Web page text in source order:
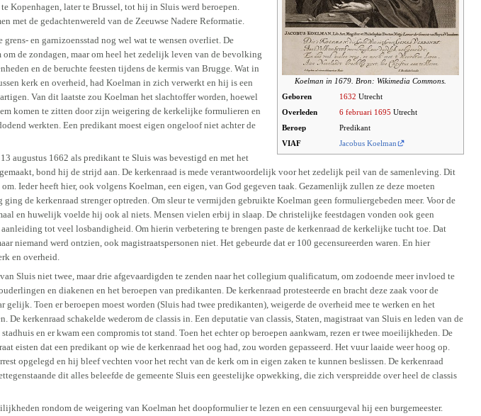
Koelman in 1679. Bron: Wikimedia Commons.
Geboren
1632 Utrecht
Overleden
6 februari 1695 Utrecht
Beroep
Predikant
VIAF
Jacobus Koelman
Kopenhagen, later te Brussel, tot hij in Sluis werd beroepen.
met de gedachtenwereld van de Zeeuwse Nadere Reformatie.
en garnizoensstad nog wel wat te wensen overliet. De
de zondagen, maar om heel het zedelijk leven van de bevolking
en de beruchte feesten tijdens de kermis van Brugge. Wat in
kerk en overheid, had Koelman in zich verwerkt en hij is een
Van dit laatste zou Koelman het slachtoffer worden, hoewel
komen te zitten door zijn weigering de kerkelijke formulieren en
werkten. Een predikant moest eigen ongeloof niet achter de
augustus 1662 als predikant te Sluis was bevestigd en met het
bond hij de strijd aan. De kerkenraad is mede verantwoordelijk voor het zedelijk peil van de samenleving. Dit
Ieder heeft hier, ook volgens Koelman, een eigen, van God gegeven taak. Gezamenlijk zullen ze deze moeten
de kerkenraad strenger optreden. Om sleur te vermijden gebruikte Koelman geen formuliergebeden meer. Voor de
en huwelijk voelde hij ook al niets. Mensen vielen erbij in slaap. De christelijke feestdagen vonden ook geen
tot veel losbandigheid. Om hierin verbetering te brengen paste de kerkenraad de kerkelijke tucht toe. Dat
niemand werd ontzien, ook magistraatspersonen niet. Het gebeurde dat er 100 gecensureerden waren. En hier
en overheid.
Sluis niet twee, maar drie afgevaardigden te zenden naar het collegium qualificatum, om zodoende meer invloed te
en diakenen en het beroepen van predikanten. De kerkenraad protesteerde en bracht deze zaak voor de
gelijk. Toen er beroepen moest worden (Sluis had twee predikanten), weigerde de overheid mee te werken en het
De kerkenraad schakelde wederom de classis in. Een deputatie van classis, Staten, magistraat van Sluis en leden van de
en er kwam een compromis tot stand. Toen het echter op beroepen aankwam, rezen er twee moeilijkheden. De
eisten dat een predikant op wie de kerkenraad het oog had, zou worden gepasseerd. Het vuur laaide weer hoog op.
opgelegd en hij bleef vechten voor het recht van de kerk om in eigen zaken te kunnen beslissen. De kerkenraad
dit alles beleefde de gemeente Sluis een geestelijke opwekking, die zich verspreidde over heel de classis
rondom de weigering van Koelman het doopformulier te lezen en een censuurgeval hij een burgemeester.